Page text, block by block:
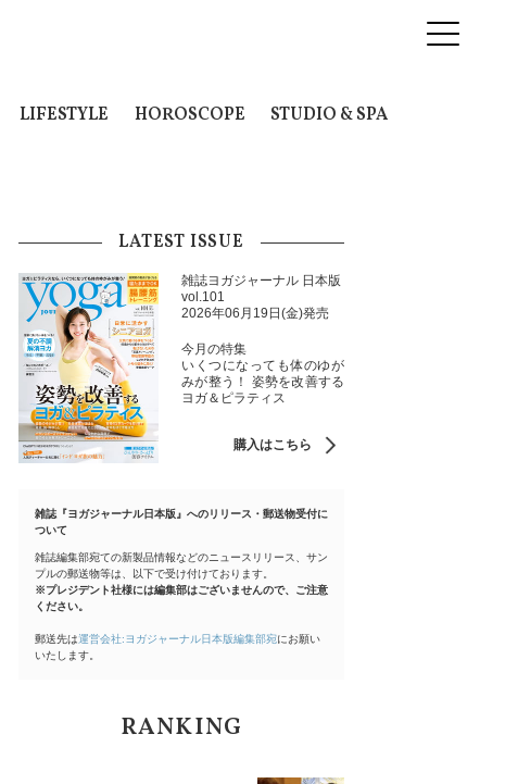
LIFESTYLE HOROSCOPE STUDIO & SPA
LATEST ISSUE
雑誌ヨガジャーナル 日本版
vol.101
2026年06月19日(金)発売
今月の特集
いくつになっても体のゆが
みが整う！ 姿勢を改善する
ヨガ＆ピラティス
購入はこちら
雑誌『ヨガジャーナル日本版』へのリリース・郵送物受付に
ついて
雑誌編集部宛ての新製品情報などのニュースリリース、サン
プルの郵送物等は、以下で受け付けております。
※プレジデント社様には編集部はございませんので、ご注意
ください。
郵送先は運営会社:ヨガジャーナル日本版編集部宛にお願い
いたします。
RANKING